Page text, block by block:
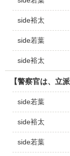
side裕太
side若葉
side裕太
【警察官は、立
side若葉
side裕太
side若葉